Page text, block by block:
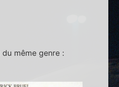
même genre :